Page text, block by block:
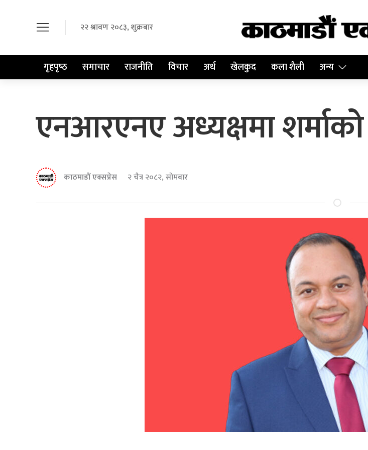
२२ श्रावण २०८३, शुक्रबार
गृहपृष्‍ठ समाचार राजनीति विचार अर्थ खेलकुद कला शैली अन्य
एनआरएनए अध्यक्षमा
काठमाडौं एक्सप्रेस २ चैत्र २०८२, सोमबार